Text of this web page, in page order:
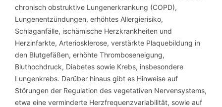
chronisch obstruktive Lungenerkrankung (COPD),
Lungenentzündungen, erhöhtes Allergierisiko,
Schlaganfälle, ischämische Herzkrankheiten und
Herzinfarkte, Arteriosklerose, verstärkte Plaquebildung in
den Blutgefäßen, erhöhte Thromboseneigung,
Bluthochdruck, Diabetes sowie Krebs, insbesondere
Lungenkrebs. Darüber hinaus gibt es Hinweise auf
Störungen der Regulation des vegetativen Nervensystems,
etwa eine verminderte Herzfrequenzvariabilität, sowie auf